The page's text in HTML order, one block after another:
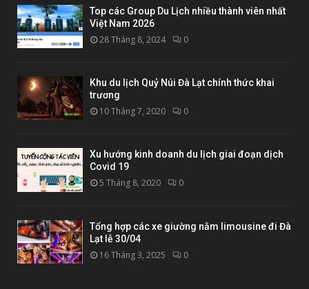
Top các Group Du Lịch nhiều thành viên nhất
Việt Nam 2026
28 Tháng 8, 2024 0
Khu du lịch Quỷ Núi Đà Lạt chính thức khai
trương
10 Tháng 7, 2020 0
Xu hướng kinh doanh du lịch giai đoạn dịch
Covid 19
5 Tháng 8, 2020 0
Tổng hợp các xe giường nằm limousine đi Đà
Lạt lễ 30/04
16 Tháng 3, 2025 0